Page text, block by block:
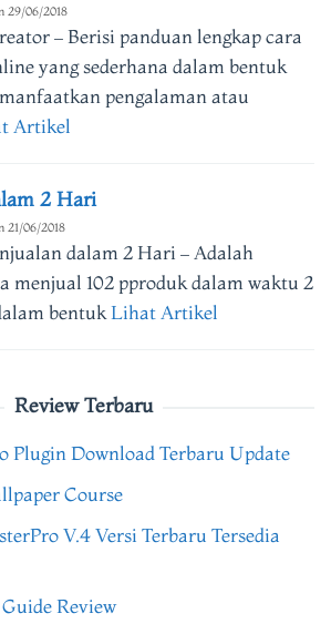
29/06/2018
– Berisi panduan lengkap cara
yang sederhana dalam bentuk
pengalaman atau
Artikel
2 Hari
21/06/2018
dalam 2 Hari – Adalah
menjual 102 pproduk dalam waktu 2
bentuk Lihat Artikel
Review Terbaru
Plugin Download Terbaru Update
Course
V.4 Versi Terbaru Tersedia
Review